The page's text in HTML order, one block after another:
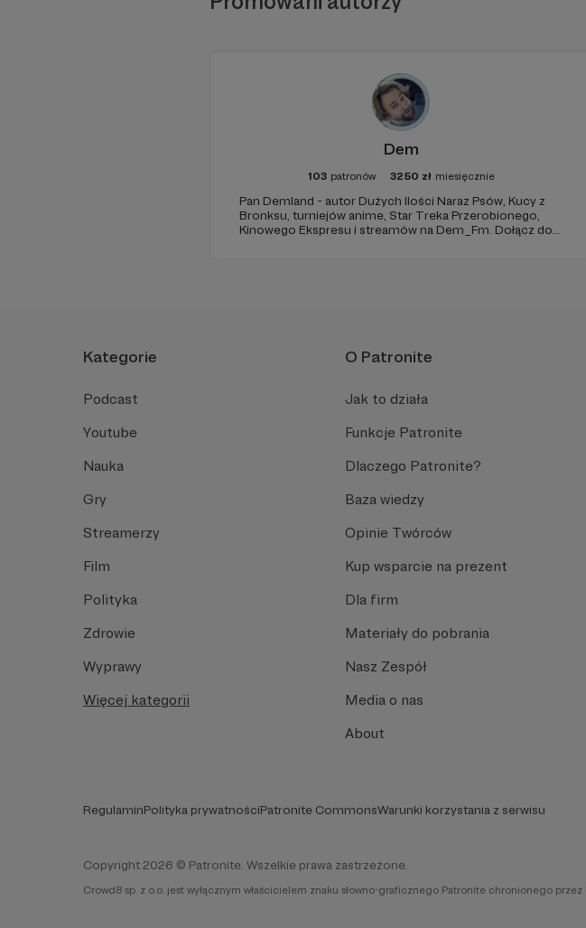
Dem
103 patronów 3250 zł miesięcznie
Pan Demland - autor Dużych Ilości Naraz Psów, Kucy z
Bronksu, turniejów anime, Star Treka Przerobionego,
Kinowego Ekspresu i streamów na Dem_Fm. Dołącz do
Kategorie
Podcast
Youtube
Nauka
Gry
Streamerzy
Film
Polityka
Zdrowie
Wyprawy
Więcej kategorii
O Patronite
Jak to działa
Funkcje Patronite
Dlaczego Patronite?
Baza wiedzy
Opinie Twórców
Kup wsparcie na prezent
Dla firm
Materiały do pobrania
Nasz Zespół
Media o nas
About
RegulaminPolityka prywatnościPatronite CommonsWarunki korzystania z serwisu
Copyright 2026 © Patronite. Wszelkie prawa zastrzeżone.
Crowd8 sp. z o.o. jest wyłącznym właścicielem znaku słowno-graficznego Patronite chronionego